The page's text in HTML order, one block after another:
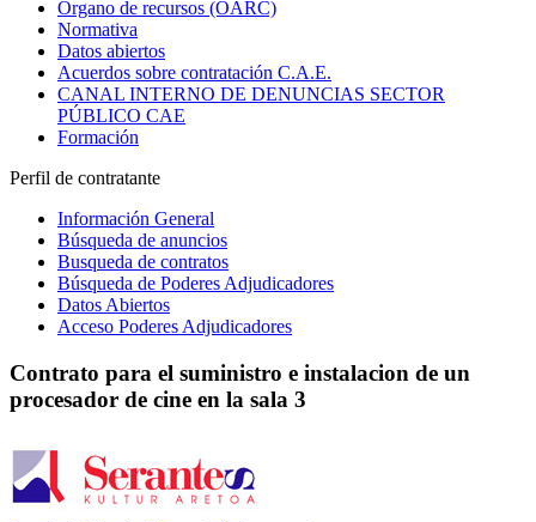
Órgano de recursos (OARC)
Normativa
Datos abiertos
Acuerdos sobre contratación C.A.E.
CANAL INTERNO DE DENUNCIAS SECTOR
PÚBLICO CAE
Formación
Perfil de contratante
Información General
Búsqueda de anuncios
Busqueda de contratos
Búsqueda de Poderes Adjudicadores
Datos Abiertos
Acceso Poderes Adjudicadores
Contrato para el suministro e instalacion de un
procesador de cine en la sala 3